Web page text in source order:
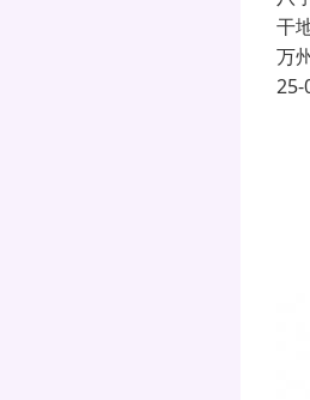
干
万
25-